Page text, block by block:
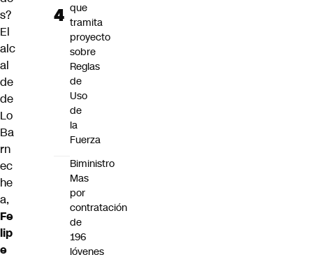
s?
El
alc
al
de
de
Lo
Ba
rn
ec
he
a,
Fe
lip
e
que
tramita
proyecto
sobre
Reglas
de
Uso
de
la
Fuerza
Biministro
Mas
por
contratación
de
196
jóvenes